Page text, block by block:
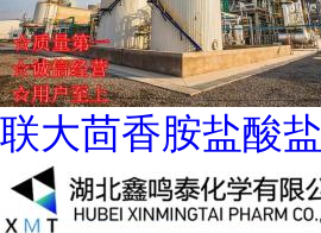
联大茴香胺盐酸盐